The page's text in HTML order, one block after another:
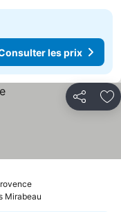
les prix
Partager
Mirabeau